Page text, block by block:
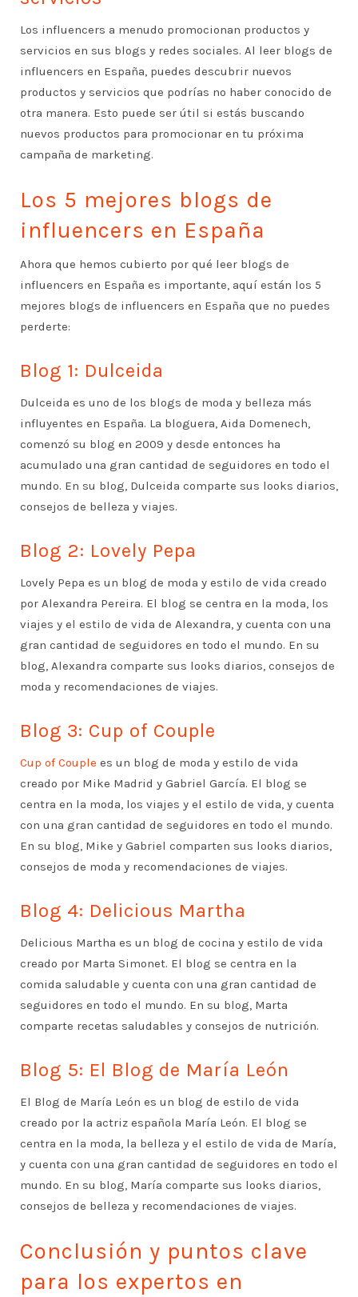
Los influencers a menudo promocionan productos y
servicios en sus blogs y redes sociales. Al leer blogs de
influencers en España, puedes descubrir nuevos
productos y servicios que podrías no haber conocido de
otra manera. Esto puede ser útil si estás buscando
nuevos productos para promocionar en tu próxima
campaña de marketing.
Los 5 mejores blogs de
influencers en España
Ahora que hemos cubierto por qué leer blogs de
influencers en España es importante, aquí están los 5
mejores blogs de influencers en España que no puedes
perderte:
Blog 1: Dulceida
Dulceida es uno de los blogs de moda y belleza más
influyentes en España. La bloguera, Aida Domenech,
comenzó su blog en 2009 y desde entonces ha
acumulado una gran cantidad de seguidores en todo el
mundo. En su blog, Dulceida comparte sus looks diarios,
consejos de belleza y viajes.
Blog 2: Lovely Pepa
Lovely Pepa es un blog de moda y estilo de vida creado
por Alexandra Pereira. El blog se centra en la moda, los
viajes y el estilo de vida de Alexandra, y cuenta con una
gran cantidad de seguidores en todo el mundo. En su
blog, Alexandra comparte sus looks diarios, consejos de
moda y recomendaciones de viajes.
Blog 3: Cup of Couple
Cup of Couple es un blog de moda y estilo de vida
creado por Mike Madrid y Gabriel García. El blog se
centra en la moda, los viajes y el estilo de vida, y cuenta
con una gran cantidad de seguidores en todo el mundo.
En su blog, Mike y Gabriel comparten sus looks diarios,
consejos de moda y recomendaciones de viajes.
Blog 4: Delicious Martha
Delicious Martha es un blog de cocina y estilo de vida
creado por Marta Simonet. El blog se centra en la
comida saludable y cuenta con una gran cantidad de
seguidores en todo el mundo. En su blog, Marta
comparte recetas saludables y consejos de nutrición.
Blog 5: El Blog de María León
El Blog de María León es un blog de estilo de vida
creado por la actriz española María León. El blog se
centra en la moda, la belleza y el estilo de vida de María,
y cuenta con una gran cantidad de seguidores en todo el
mundo. En su blog, María comparte sus looks diarios,
consejos de belleza y recomendaciones de viajes.
Conclusión y puntos clave
para los expertos en